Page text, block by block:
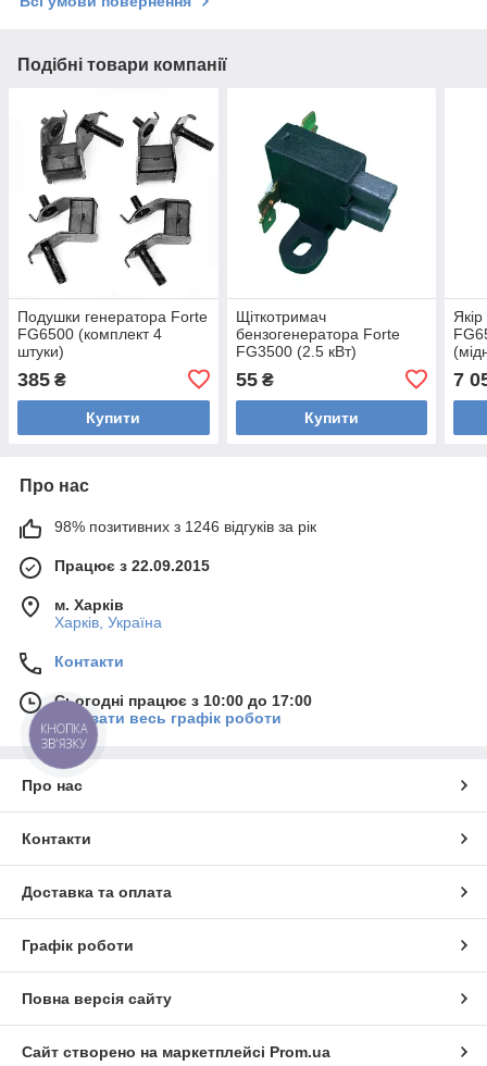
Подібні товари компанії
Подушки генератора Forte
FG6500 (комплект 4
штуки)
385 ₴
Купити
Щіткотримач
бензогенератора Forte
FG3500 (2.5 кВт)
55₴
Купити
7
Про нас
98% позитивних з 1246 відгуків за рік
Працює з 22.09.2015
м. Харків
Харків, Україна
Контакти
Сьогодні працює з 10:00 до 17:00
Показати весь графік роботи
Про нас
Контакти
Доставка та оплата
Графік роботи
Повна версія сайту
Сайт створено на маркетплейсі Prom.ua
КНОПКА
ЗВ'ЯЗКУ